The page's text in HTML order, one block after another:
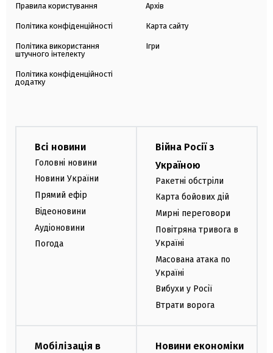
Правила користування
Політика конфіденційності
Політика використання
штучного інтелекту
Політика конфіденційності
додатку
Архів
Карта сайту
Ігри
Всі новини
Головні новини
Новини України
Прямий ефір
Відеоновини
Аудіоновини
Погода
Війна Росії з
Україною
Ракетні обстріли
Карта бойових дій
Мирні переговори
Повітряна тривога в
Україні
Масована атака по
Україні
Вибухи у Росії
Втрати ворога
Мобілізація в
Новини економіки